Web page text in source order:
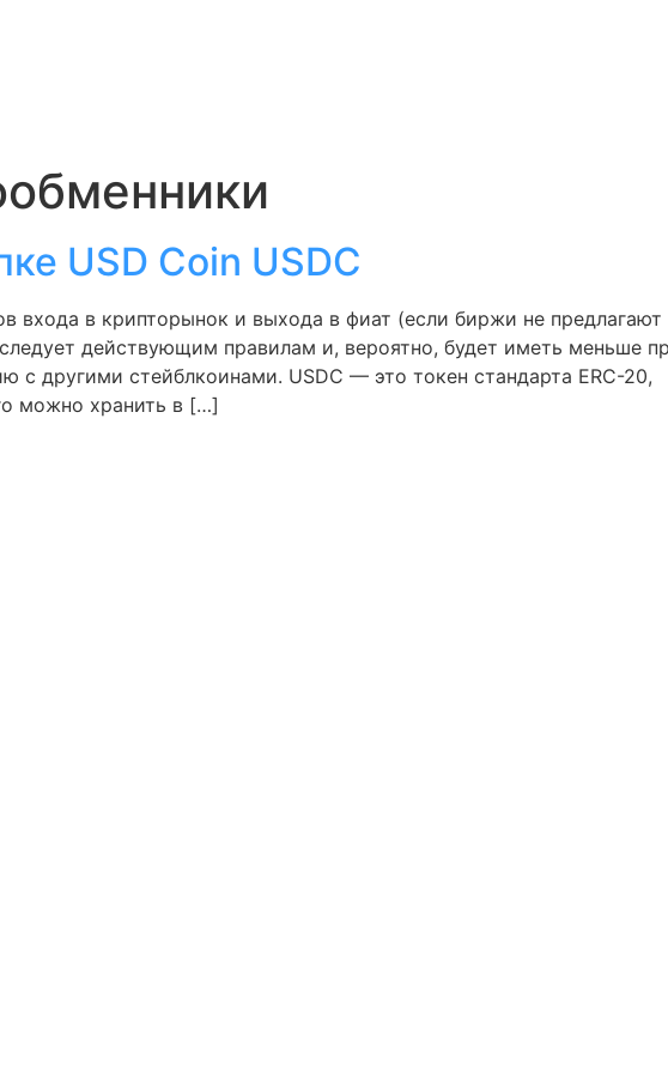
USD Coin USDC
входа в крипторынок и выхода в фиат (если биржи не предлагают
действующим правилам и, вероятно, будет иметь меньше
другими стейблкоинами. USDC — это токен стандарта ERC-20,
можно хранить в […]